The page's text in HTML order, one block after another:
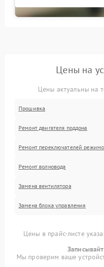
Цены на
Цены актуальны на
Прошивка
Ремонт двигателя поддона
Ремонт переключателей
Ремонт волновода
Замена вентилятора
Замена блока управления
Цены в прайс-листе
Мы проверим ваше